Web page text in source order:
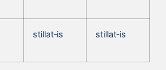
stillat‑is stillat‑is